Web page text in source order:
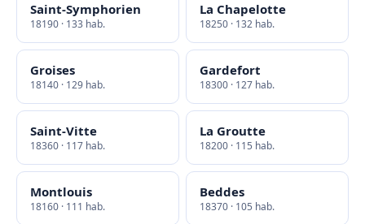
Saint-Symphorien
18190 · 133 hab.
La Chapelotte
18250 · 132 hab.
Groises
18140 · 129 hab.
Gardefort
18300 · 127 hab.
Saint-Vitte
18360 · 117 hab.
La Groutte
18200 · 115 hab.
Montlouis
18160 · 111 hab.
Beddes
18370 · 105 hab.